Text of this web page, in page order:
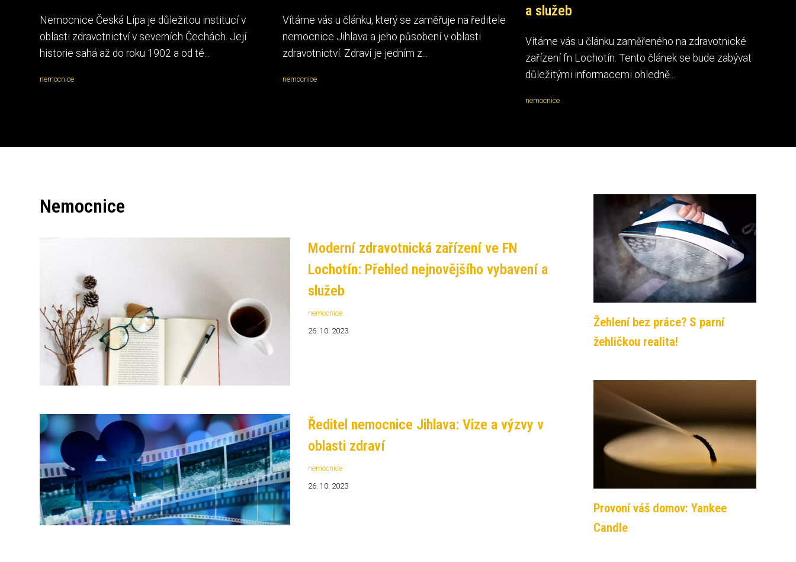
Nemocnice Česká Lípa je důležitou institucí v
oblasti zdravotnictví v severních Čechách. Její
historie sahá až do roku 1902 a od té...
nemocnice
Vítáme vás u článku, který se zaměřuje na ředitele
nemocnice Jihlava a jeho působení v oblasti
zdravotnictví. Zdraví je jedním z...
nemocnice
a služeb
Vítáme vás u článku zaměřeného na zdravotnické
zařízení fn Lochotín. Tento článek se bude zabývat
důležitými informacemi ohledně...
nemocnice
Nemocnice
Moderní zdravotnická zařízení ve FN
Lochotín: Přehled nejnovějšího vybavení a
služeb
nemocnice
26. 10. 2023
Ředitel nemocnice Jihlava: Vize a výzvy v
oblasti zdraví
nemocnice
26. 10. 2023
Žehlení bez práce? S parní
žehličkou realita!
Provoní váš domov: Yankee
Candle